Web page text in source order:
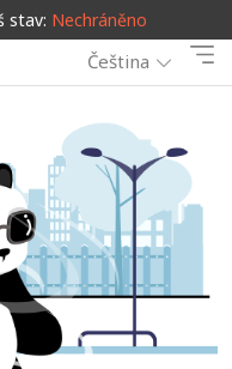
stav: Nechráněno
Čeština